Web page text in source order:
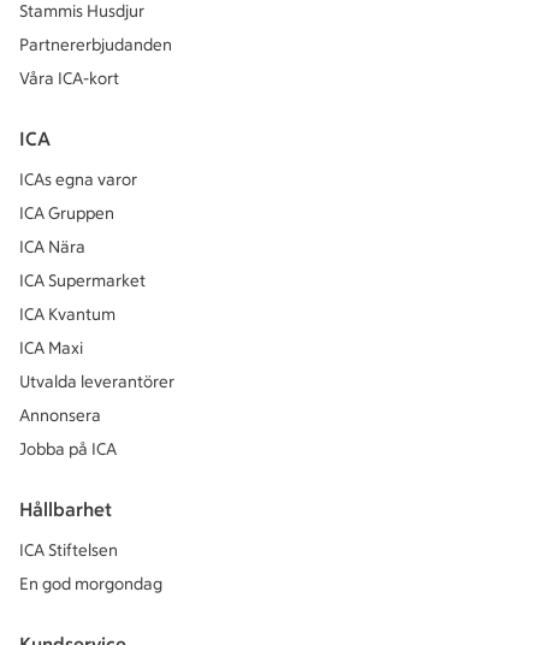
Stammis Husdjur
Partnererbjudanden
Våra ICA-kort
ICA
ICAs egna varor
ICA Gruppen
ICA Nära
ICA Supermarket
ICA Kvantum
ICA Maxi
Utvalda leverantörer
Annonsera
Jobba på ICA
Hållbarhet
ICA Stiftelsen
En god morgondag